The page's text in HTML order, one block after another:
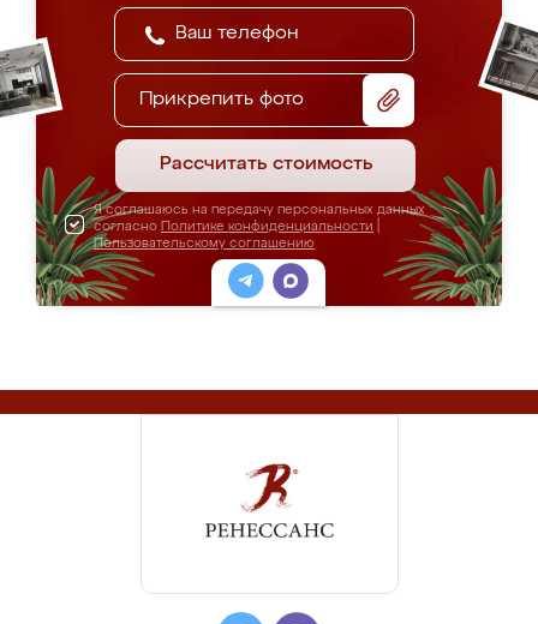
Прикрепить фото
Рассчитать стоимость
Я соглашаюсь на передачу персональных данных
согласно Политике конфиденциальности
Пользовательскому соглашению